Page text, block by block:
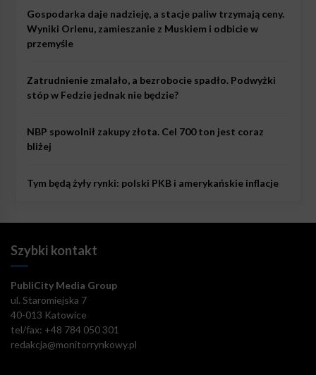
Gospodarka daje nadzieję, a stacje paliw trzymają ceny.
Wyniki Orlenu, zamieszanie z Muskiem i odbicie w
przemyśle
Zatrudnienie zmalało, a bezrobocie spadło. Podwyżki
stóp w Fedzie jednak nie będzie?
NBP spowolnił zakupy złota. Cel 700 ton jest coraz
bliżej
Tym będą żyły rynki: polski PKB i amerykańskie inflacje
Szybki kontakt
PubliCity Media Group
ul. Staromiejska 7
40-013 Katowice
tel/fax: +48 784 050 301
redakcja@monitorrynkowy.pl